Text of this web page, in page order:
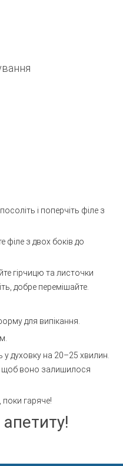
і поперчіть філе з
філе з двох боків до
гірчицю та листочки
добре перемішайте.
для випікання.
у духовку на 20–25 хвилин.
щоб воно залишилося
поки гаряче!